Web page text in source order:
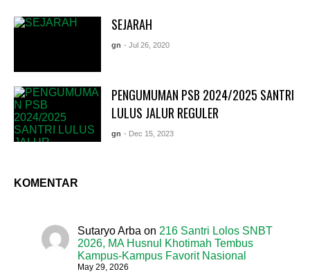
SEJARAH
gn - Jul 26, 2020
PENGUMUMAN PSB 2024/2025 SANTRI
LULUS JALUR REGULER
gn - Dec 15, 2023
KOMENTAR
Sutaryo Arba on 216 Santri Lolos SNBT
2026, MA Husnul Khotimah Tembus
Kampus-Kampus Favorit Nasional
May 29, 2026